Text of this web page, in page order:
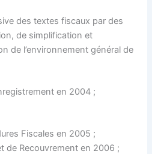
des textes fiscaux par des
de simplification et
de l’environnement général de
en 2004 ;
Fiscales en 2005 ;
de Recouvrement en 2006 ;